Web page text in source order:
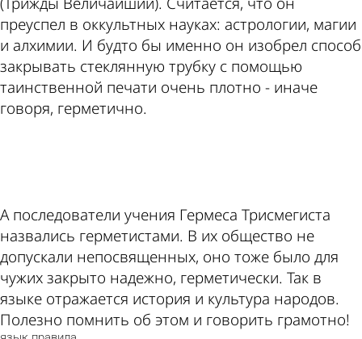
преуспел в оккультных науках: астрологии, магии
и алхимии. И будто бы именно он изобрел способ
закрывать стеклянную трубку с помощью
таинственной печати очень плотно - иначе
говоря, герметично.
А последователи учения Гермеса Трисмегиста
назвались герметистами. В их общество не
допускали непосвященных, оно тоже было для
чужих закрыто надежно, герметически. Так в
языке отражается история и культура народов.
Полезно помнить об этом и говорить грамотно!